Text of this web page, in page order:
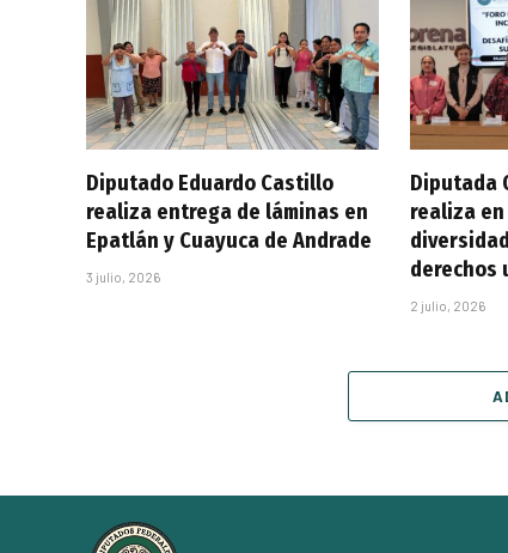
Diputado Eduardo Castillo
realiza entrega de láminas en
Epatlán y Cuayuca de Andrade
3 julio, 2026
Diputada
realiza en
derechos
2 julio, 2026